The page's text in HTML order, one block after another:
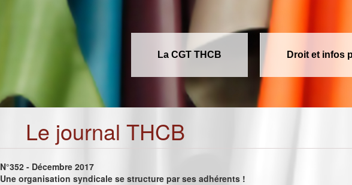
La CGT THCB Droit et infos
Le journal THCB
N°352 - Décembre 2017
Une organisation syndicale se structure par ses adhérents !